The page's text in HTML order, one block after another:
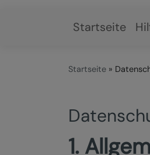
Startseite
Startseite
1.